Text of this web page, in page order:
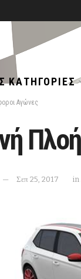
ΚΑΤΗΓΟΡΊΕΣ
Αγώνες
Σεπ 25, 2017 in